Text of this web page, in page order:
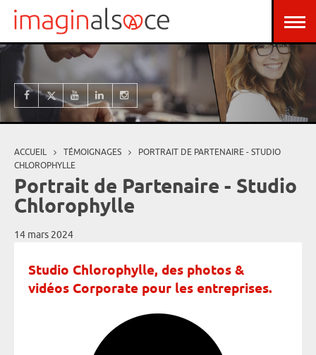
Aller au contenu principal
Vous êtes ici
ACCUEIL TÉMOIGNAGES
PORTRAIT DE PARTENAIRE - STUDIO
CHLOROPHYLLE
Portrait de Partenaire - Studio
Chlorophylle
14 mars 2024
Studio Chlorophylle, des photos &
vidéos Corporate pour les entreprises.
Panneau de gestion des cookies